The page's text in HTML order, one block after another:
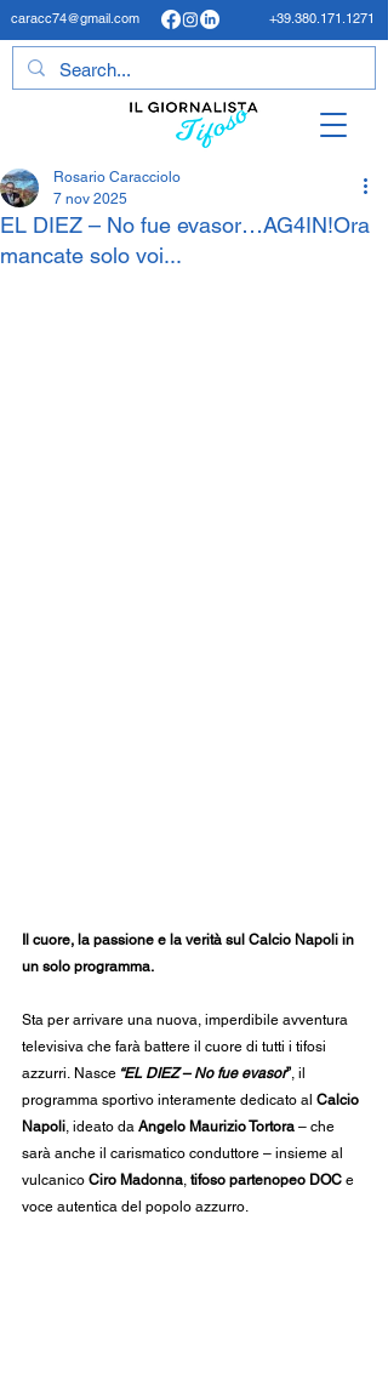
caracc74@gmail.com +39.380.171.1271
EL DIEZ – No fue evasor…AG4IN!Ora
mancate solo voi...
Rosario Caracciolo
7 nov 2025
Il cuore, la passione e la verità sul Calcio Napoli in
un solo programma.
Sta per arrivare una nuova, imperdibile avventura
televisiva che farà battere il cuore di tutti i tifosi
azzurri. Nasce “EL DIEZ – No fue evasor”, il
programma sportivo interamente dedicato al Calcio
Napoli, ideato da Angelo Maurizio Tortora – che
sarà anche il carismatico conduttore – insieme al
vulcanico Ciro Madonna, tifoso partenopeo DOC e
voce autentica del popolo azzurro.